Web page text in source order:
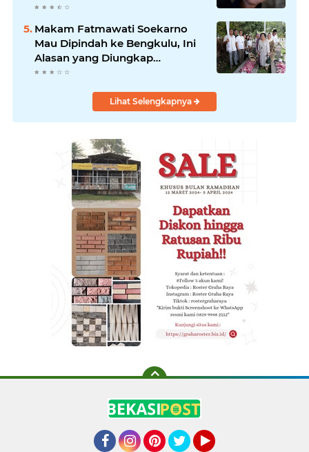
Makam Fatmawati Soekarno
Mau Dipindah ke Bengkulu, Ini
Alasan yang Diungkap
Gubernur
Lihat Selengkapnya